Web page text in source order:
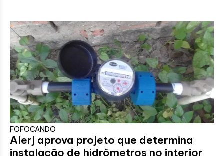
FOFOCANDO
Alerj aprova projeto que determina
instalação de hidrômetros no interior